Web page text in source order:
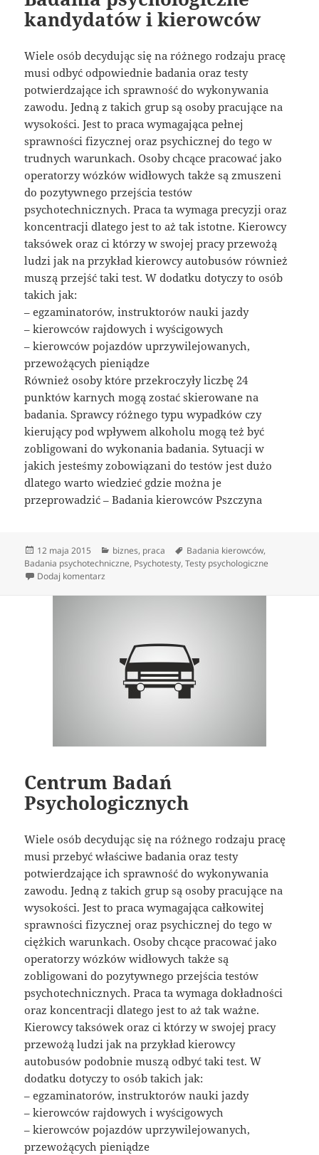
kandydatów i kierowców
Wiele osób decydując się na różnego rodzaju pracę
musi odbyć odpowiednie badania oraz testy
potwierdzające ich sprawność do wykonywania
zawodu. Jedną z takich grup są osoby pracujące na
wysokości. Jest to praca wymagająca pełnej
sprawności fizycznej oraz psychicznej do tego w
trudnych warunkach. Osoby chcące pracować jako
operatorzy wózków widłowych także są zmuszeni
do pozytywnego przejścia testów
psychotechnicznych. Praca ta wymaga precyzji oraz
koncentracji dlatego jest to aż tak istotne. Kierowcy
taksówek oraz ci którzy w swojej pracy przewożą
ludzi jak na przykład kierowcy autobusów również
muszą przejść taki test. W dodatku dotyczy to osób
takich jak:
– egzaminatorów, instruktorów nauki jazdy
– kierowców rajdowych i wyścigowych
– kierowców pojazdów uprzywilejowanych,
przewożących pieniądze
Również osoby które przekroczyły liczbę 24
punktów karnych mogą zostać skierowane na
badania. Sprawcy różnego typu wypadków czy
kierujący pod wpływem alkoholu mogą też być
zobligowani do wykonania badania. Sytuacji w
jakich jesteśmy zobowiązani do testów jest dużo
dlatego warto wiedzieć gdzie można je
przeprowadzić – Badania kierowców Pszczyna
Data
publikacji
12 maja 2015 Kategorie
biznes, praca Tagi
Badania kierowców,
Badania psychotechniczne, Psychotesty,Testy psychologiczne
Dodaj komentarz
Centrum Badań
Psychologicznych
Wiele osób decydując się na różnego rodzaju pracę
musi przebyć właściwe badania oraz testy
potwierdzające ich sprawność do wykonywania
zawodu. Jedną z takich grup są osoby pracujące na
wysokości. Jest to praca wymagająca całkowitej
sprawności fizycznej oraz psychicznej do tego w
ciężkich warunkach. Osoby chcące pracować jako
operatorzy wózków widłowych także są
zobligowani do pozytywnego przejścia testów
psychotechnicznych. Praca ta wymaga dokładności
oraz koncentracji dlatego jest to aż tak ważne.
Kierowcy taksówek oraz ci którzy w swojej pracy
przewożą ludzi jak na przykład kierowcy
autobusów podobnie muszą odbyć taki test. W
dodatku dotyczy to osób takich jak:
– egzaminatorów, instruktorów nauki jazdy
– kierowców rajdowych i wyścigowych
– kierowców pojazdów uprzywilejowanych,
przewożących pieniądze